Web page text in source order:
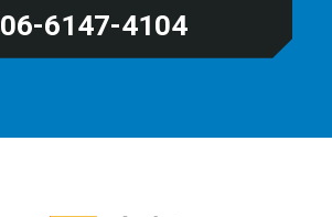
06-6147-4104